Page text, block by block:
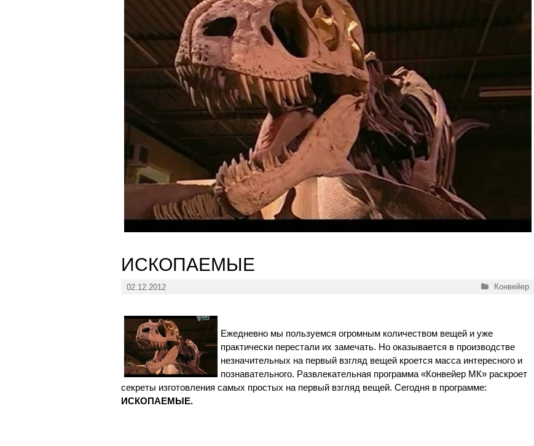
ИСКОПАЕМЫЕ
02.12.2012 Рубрики
Конвейер
Ежедневно мы пользуемся огромным количеством вещей и уже
практически перестали их замечать. Но оказывается в производстве
незначительных на первый взгляд вещей кроется масса интересного и
познавательного. Развлекательная программа «Конвейер МК» раскроет
секреты изготовления самых простых на первый взгляд вещей. Сегодня в программе:
ИСКОПАЕМЫЕ.